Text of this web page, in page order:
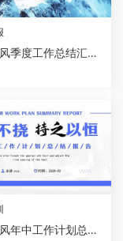
季度工作总结汇报P
年中工作计划总结P